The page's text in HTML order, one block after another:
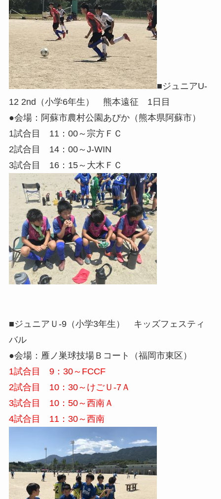
■ジュニアU-
12 2nd（小学6年生） 熊本遠征 1日目
●会場：阿蘇市農村公園あぴか（熊本県阿蘇市）
1試合目 11：00～宗方ＦＣ
2試合目 14：00～J-WIN
3試合目 16：15～大木ＦＣ
■ジュニアＵ-9（小学3年生） キッズフェスティ
バル
●会場：雁ノ巣球技場Ｂコート（福岡市東区）
1試合目 9：30～FCCF
2試合目 10：30～けごＵ-7Ａ
3試合目 10：50～西南Ａ
4試合目 11：30～西南